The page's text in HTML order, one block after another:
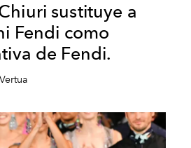
sustituye a
Fendi como
de Fendi.